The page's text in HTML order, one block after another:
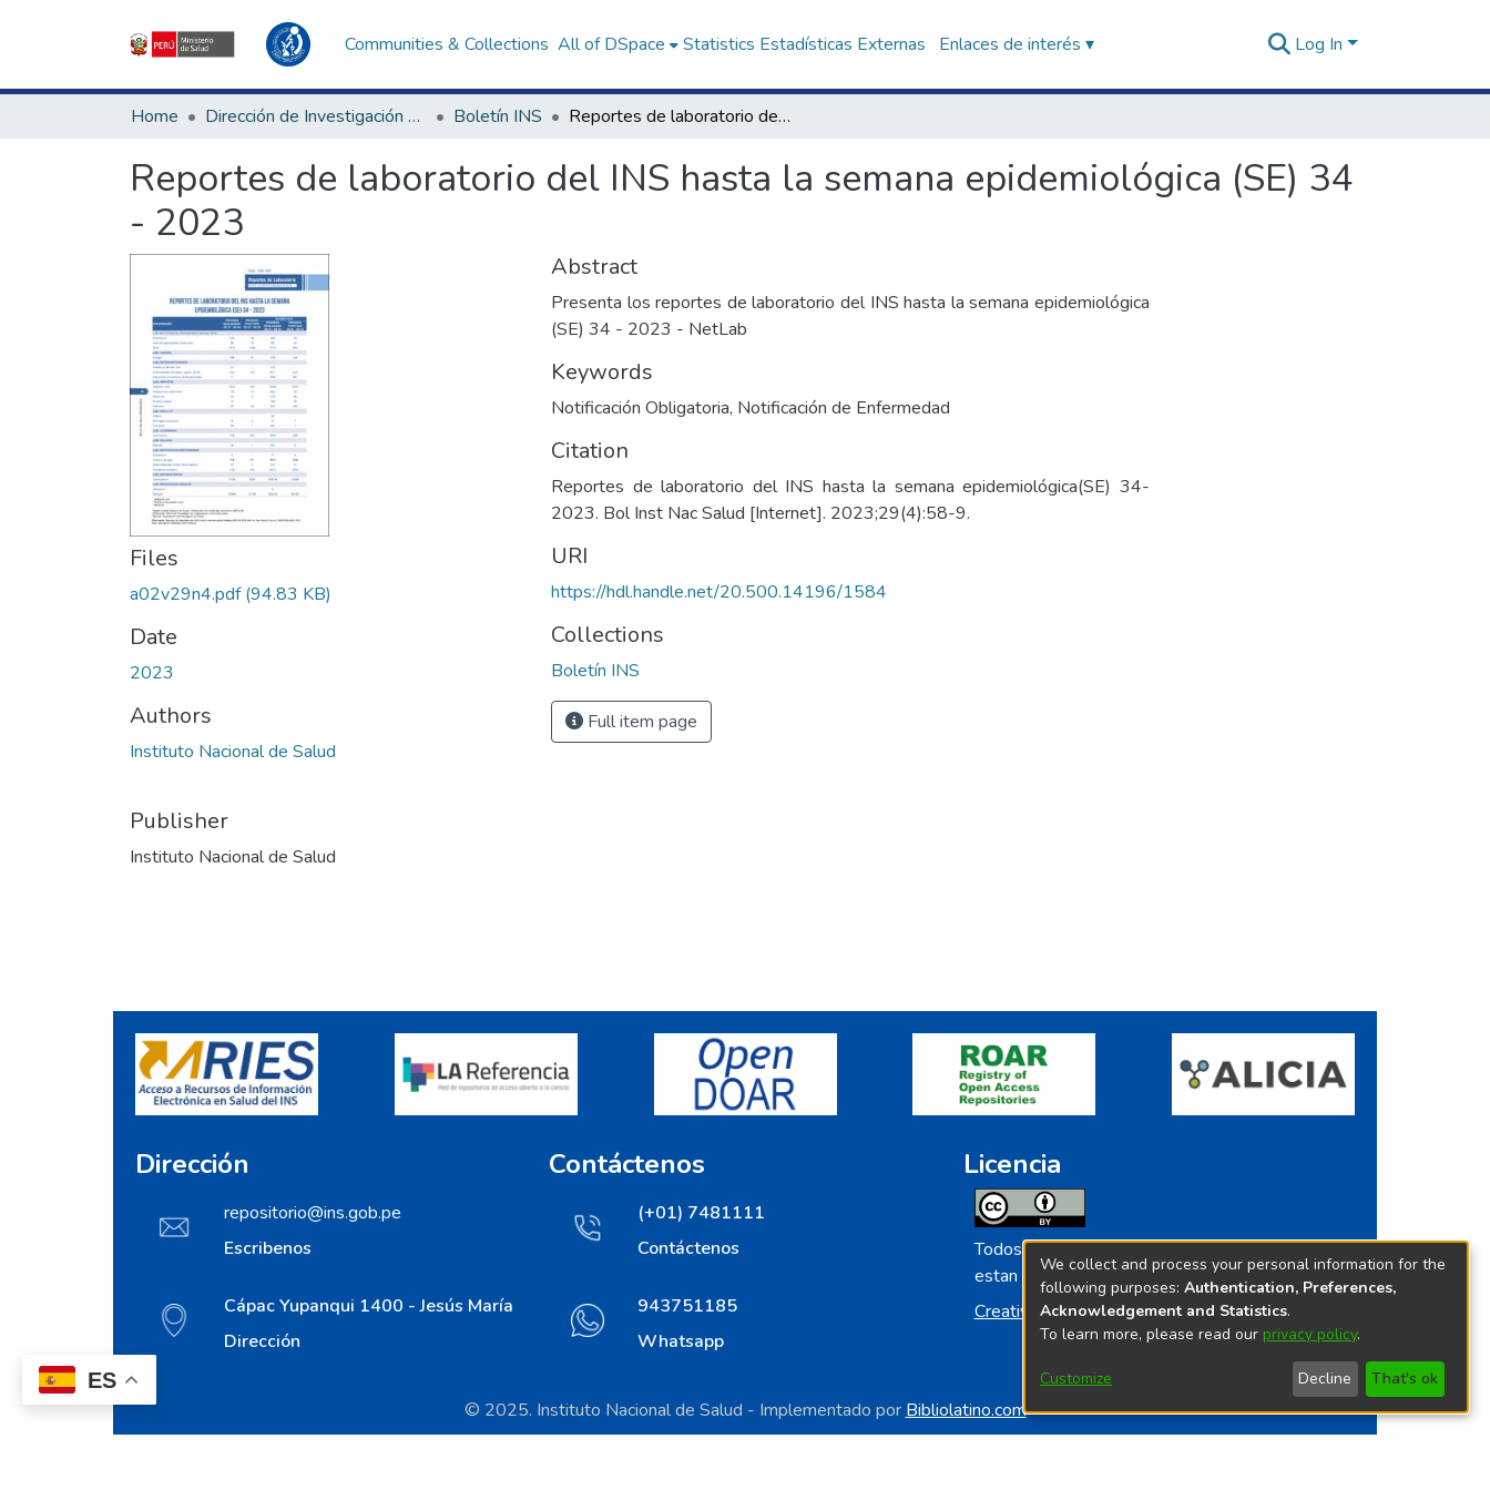
ES
Communities & Collections All of DSpace Statistics Estadísticas Externas Enlaces de interés ▾ Log In
Home Dirección de Investigación e Innovación en Salud Boletín INS Reportes de laboratorio del INS hasta la semana epidemiológica (SE) 34 - 2023
Reportes de laboratorio del INS hasta la semana epidemiológica (SE) 34
- 2023
Files
a02v29n4.pdf(94.83 KB)
Date
2023
Authors
Instituto Nacional de Salud
Publisher
Instituto Nacional de Salud
Abstract
Presenta los reportes de laboratorio del INS hasta la semana epidemiológica
(SE) 34 - 2023 - NetLab
Keywords
Notificación Obligatoria, Notificación de Enfermedad
Citation
Reportes de laboratorio del INS hasta la semana epidemiológica(SE) 34-
2023. Bol Inst Nac Salud [Internet]. 2023;29(4):58-9.
URI
https://hdl.handle.net/20.500.14196/1584
Collections
Boletín INS
Full item page
Dirección
repositorio@ins.gob.pe
Escribenos
Cápac Yupanqui 1400 - Jesús María
Dirección
Contáctenos
(+01) 7481111
Contáctenos
943751185
Whatsapp
Licencia
Todos los contenidos de repositorio.ins.gob.pe
estan licenciados bajo
Creative Commoms License
© 2025. Instituto Nacional de Salud - Implementado por Bibliolatino.com
We collect and process your personal information for the
following purposes: Authentication, Preferences,
Acknowledgement and Statistics.
To learn more, please read our privacy policy.
Customize Decline That's ok